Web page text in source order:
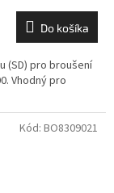
Do košíka
(SD) pro broušení
Vhodný pro
Kód: BO8309021